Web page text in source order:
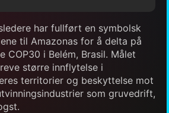
har fullført en symbolsk
til Amazonas for å delta på
COP30 i Belém, Brasil. Målet
større innflytelse i
territorier og beskyttelse mot
som gruvedrift,